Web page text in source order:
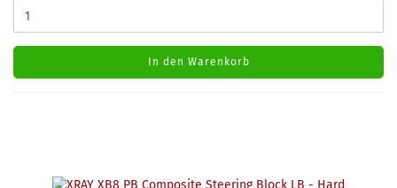
In den Warenkorb